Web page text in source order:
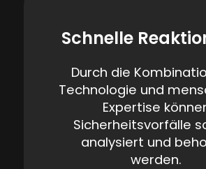
Schnelle
Durch die
Technologie und
Expertise
Sicherheitsvorfälle
analysiert und
werden.